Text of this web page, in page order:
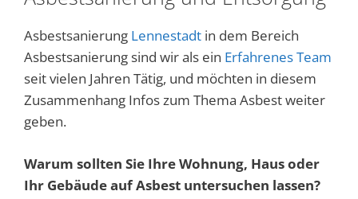
Asbestsanierung Lennestadt in dem Bereich
Asbestsanierung sind wir als ein Erfahrenes Team
seit vielen Jahren Tätig, und möchten in diesem
Zusammenhang Infos zum Thema Asbest weiter
geben.
Warum sollten Sie Ihre Wohnung, Haus oder
Ihr Gebäude auf Asbest untersuchen lassen?